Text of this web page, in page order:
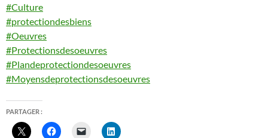
#Culture
#protectiondesbiens
#Oeuvres
#Protectionsdesoeuvres
#Plandeprotectiondesoeuvres
#Moyensdeprotectionsdesoeuvres
PARTAGER :